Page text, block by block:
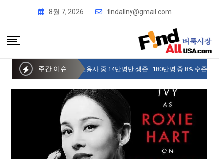
8월 7, 2026 findallny@gmail.com
주간 이슈 사이버 한국외국어대 미주글로벌센터 뉴욕